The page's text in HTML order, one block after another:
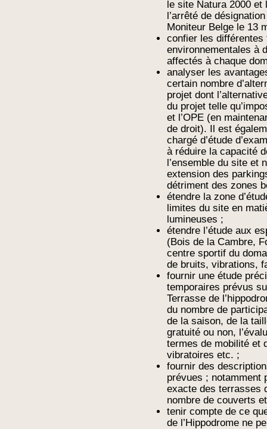
le site Natura 2000 et
l’arrêté de
Moniteur Belge le 13
confier les différentes
environnementales à
affectés à chaque
analyser les
certain nombre
projet dont
du projet telle
et l’OPE (en
de droit). Il est
chargé d’étude
à réduire la capacité
l’ensemble du site et
extension des
détriment des zones
étendre la zone
limites du site en
lumineuses ;
étendre l’étude aux
(Bois de la Cambre,
centre sportif du
de bruits, vibrations,
fournir une étude
temporaires prévus
Terrasse de
du nombre de
de la saison, de la
gratuité ou non,
termes de mobilité et
vibratoires etc. ;
fournir des
prévues ; notamment
exacte des terrasses
nombre de couverts
tenir compte de ce
de l’Hippodrome ne